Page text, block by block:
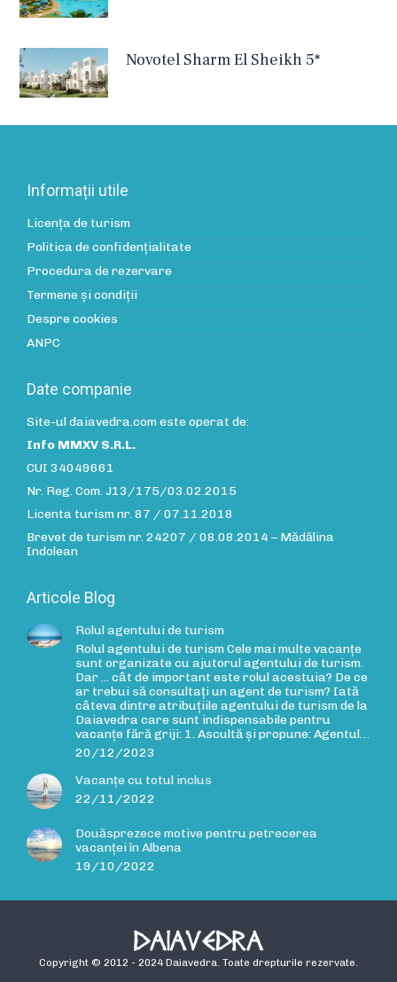
Novotel Sharm El Sheikh 5*
Informații utile
Licența de turism
Politica de confidenţialitate
Procedura de rezervare
Termene și condiții
Despre cookies
ANPC
Date companie
Site-ul daiavedra.com este operat de:
Info MMXV S.R.L.
CUI 34049661
Nr. Reg. Com. J13/175/03.02.2015
Licenta turism nr. 87 / 07.11.2018
Brevet de turism nr. 24207 / 08.08.2014 – Mădălina
Indolean
Articole Blog
Rolul agentului de turism
Rolul agentului de turism Cele mai multe vacanțe
sunt organizate cu ajutorul agentului de turism.
Dar ... cât de important este rolul acestuia? De ce
ar trebui să consultați un agent de turism? Iată
câteva dintre atribuțiile agentului de turism de la
Daiavedra care sunt indispensabile pentru
vacanțe fără griji: 1. Ascultă și propune: Agentul…
20/12/2023
Vacanțe cu totul inclus
22/11/2022
Douăsprezece motive pentru petrecerea
vacanței în Albena
19/10/2022
Copyright © 2012 - 2024 Daiavedra. Toate drepturile rezervate.